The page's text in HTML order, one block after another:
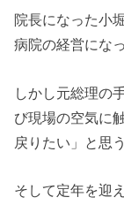
院長になった小
病院の経営にな
しかし元総理の
び現場の空気に
戻りたい」と思
そして定年を迎